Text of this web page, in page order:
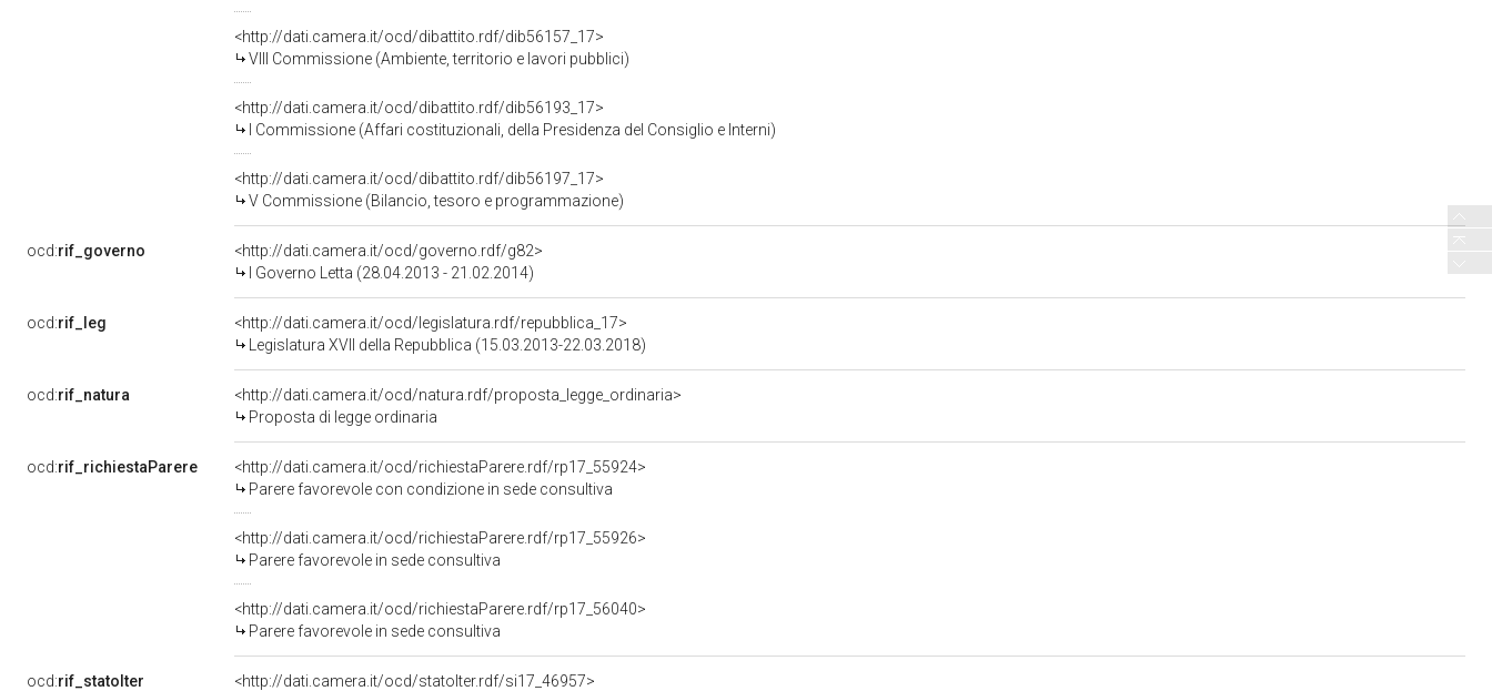
<http://dati.camera.it/ocd/dibattito.rdf/dib56157_17>
VIII Commissione (Ambiente, territorio e lavori pubblici)
<http://dati.camera.it/ocd/dibattito.rdf/dib56193_17>
I Commissione (Affari costituzionali, della Presidenza del Consiglio e Interni)
<http://dati.camera.it/ocd/dibattito.rdf/dib56197_17>
V Commissione (Bilancio, tesoro e programmazione)
ocd:rif_governo
<http://dati.camera.it/ocd/governo.rdf/g82>
I Governo Letta (28.04.2013 - 21.02.2014)
ocd:rif_leg
<http://dati.camera.it/ocd/legislatura.rdf/repubblica_17>
Legislatura XVII della Repubblica (15.03.2013-22.03.2018)
ocd:rif_natura
<http://dati.camera.it/ocd/natura.rdf/proposta_legge_ordinaria>
Proposta di legge ordinaria
ocd:rif_richiestaParere
<http://dati.camera.it/ocd/richiestaParere.rdf/rp17_55924>
Parere favorevole con condizione in sede consultiva
<http://dati.camera.it/ocd/richiestaParere.rdf/rp17_55926>
Parere favorevole in sede consultiva
<http://dati.camera.it/ocd/richiestaParere.rdf/rp17_56040>
Parere favorevole in sede consultiva
ocd:rif_statoIter
<http://dati.camera.it/ocd/statoIter.rdf/si17_46957>